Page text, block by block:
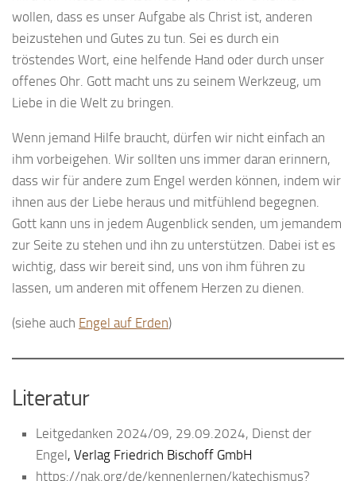
wollen, dass es unser Aufgabe als Christ ist, anderen
beizustehen und Gutes zu tun. Sei es durch ein
tröstendes Wort, eine helfende Hand oder durch unser
offenes Ohr. Gott macht uns zu seinem Werkzeug, um
Liebe in die Welt zu bringen.
Wenn jemand Hilfe braucht, dürfen wir nicht einfach an
ihm vorbeigehen. Wir sollten uns immer daran erinnern,
dass wir für andere zum Engel werden können, indem wir
ihnen aus der Liebe heraus und mitfühlend begegnen.
Gott kann uns in jedem Augenblick senden, um jemandem
zur Seite zu stehen und ihn zu unterstützen. Dabei ist es
wichtig, dass wir bereit sind, uns von ihm führen zu
lassen, um anderen mit offenem Herzen zu dienen.
(siehe auch Engel auf Erden)
Literatur
Leitgedanken 2024/09, 29.09.2024, Dienst der
Engel, Verlag Friedrich Bischoff GmbH
https://nak.org/de/kennenlernen/katechismus?